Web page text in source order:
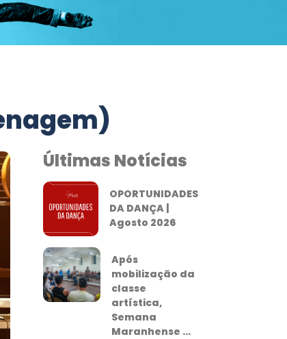
Últimas Notícias
OPORTUNIDADES
DA DANÇA |
Agosto 2026
Após
mobilização da
classe
artística,
Semana
Maranhense ...